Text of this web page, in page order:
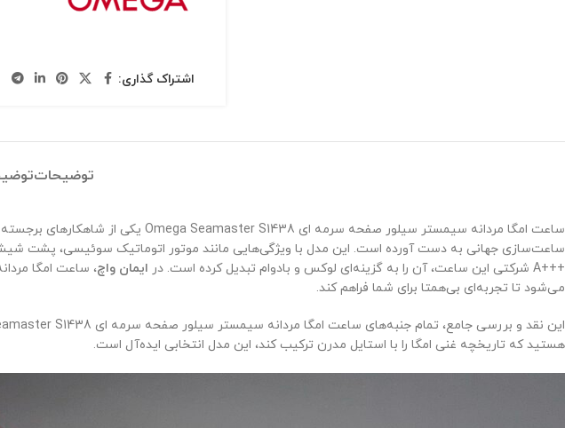
اشتراک گذاری:
توضیحات
ساعت‌سازی جهانی به دست آورده است. این مدل با ویژگی‌هایی مانند موتور اتوماتیک سوئیسی، پشت
+++A شرکتی این ساعت، آن را به گزینه‌ای لوکس و بادوام تبدیل کرده است. در
ایمان واچ
می‌شود تا تجربه‌ای بی‌همتا برای شما فراهم کند.
هستید که تاریخچه غنی امگا را با استایل مدرن ترکیب کند، این مدل انتخابی ایده‌آل است.